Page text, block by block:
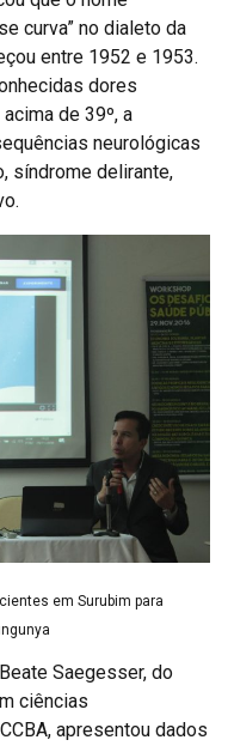
curva” no dialeto da
entre 1952 e 1953.
dores
de 39º, a
neurológicas
síndrome delirante,
em Surubim para
Saegesser, do
ciências
apresentou dados